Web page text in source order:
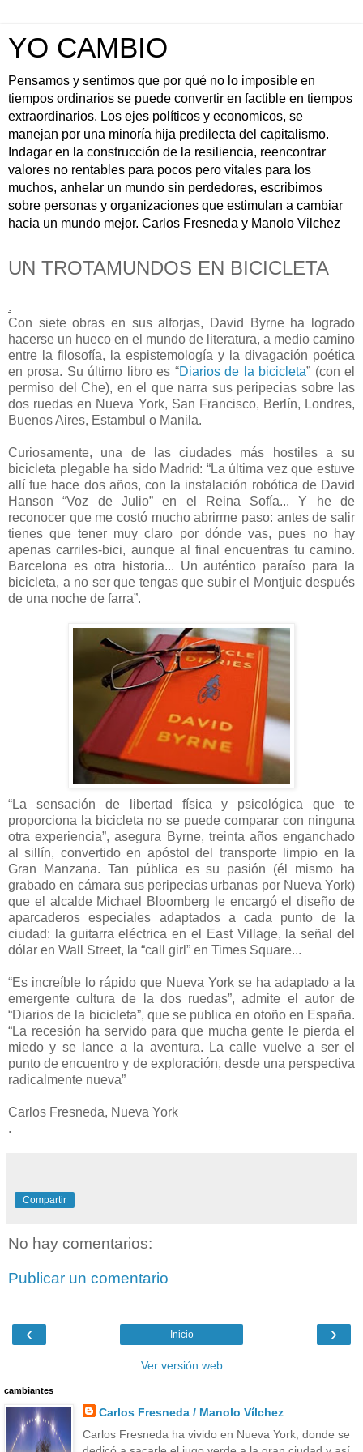
YO CAMBIO
Pensamos y sentimos que por qué no lo imposible en
tiempos ordinarios se puede convertir en factible en tiempos
extraordinarios. Los ejes políticos y economicos, se
manejan por una minoría hija predilecta del capitalismo.
Indagar en la construcción de la resiliencia, reencontrar
valores no rentables para pocos pero vitales para los
muchos, anhelar un mundo sin perdedores, escribimos
sobre personas y organizaciones que estimulan a cambiar
hacia un mundo mejor. Carlos Fresneda y Manolo Vilchez
UN TROTAMUNDOS EN BICICLETA
.
Con siete obras en sus alforjas, David Byrne ha logrado
hacerse un hueco en el mundo de literatura, a medio camino
entre la filosofía, la espistemología y la divagación poética
en prosa. Su último libro es “Diarios de la bicicleta” (con el
permiso del Che), en el que narra sus peripecias sobre las
dos ruedas en Nueva York, San Francisco, Berlín, Londres,
Buenos Aires, Estambul o Manila.
Curiosamente, una de las ciudades más hostiles a su
bicicleta plegable ha sido Madrid: “La última vez que estuve
allí fue hace dos años, con la instalación robótica de David
Hanson “Voz de Julio” en el Reina Sofía... Y he de
reconocer que me costó mucho abrirme paso: antes de salir
tienes que tener muy claro por dónde vas, pues no hay
apenas carriles-bici, aunque al final encuentras tu camino.
Barcelona es otra historia... Un auténtico paraíso para la
bicicleta, a no ser que tengas que subir el Montjuic después
de una noche de farra”.
“La sensación de libertad física y psicológica que te
proporciona la bicicleta no se puede comparar con ninguna
otra experiencia”, asegura Byrne, treinta años enganchado
al sillín, convertido en apóstol del transporte limpio en la
Gran
Manzana. Tan pública es su pasión (él mismo ha
grabado en cámara sus peripecias urbanas por Nueva York)
que el alcalde Michael Bloomberg le encargó el diseño de
aparcaderos especiales adaptados a cada punto de la
ciudad:
la guitarra eléctrica en el East Village, la señal del
dólar en Wall Street, la “call girl” en Times Square...
“Es increíble lo rápido que Nueva York se ha adaptado a la
emergente cultura de la dos ruedas”, admite el autor de
“Diarios de la bicicleta”, que se publica en otoño en España.
“La recesión ha servido para que mucha gente le pierda el
miedo y se lance a la aventura. La calle vuelve a ser el
punto de encuentro y de exploración, desde una perspectiva
radicalmente nueva”
Carlos Fresneda, Nueva York
.
Compartir
No hay comentarios:
Publicar un comentario
‹ ›
Inicio
Ver versión web
cambiantes
Carlos Fresneda / Manolo Vílchez
Carlos Fresneda ha vivido en Nueva York, donde se